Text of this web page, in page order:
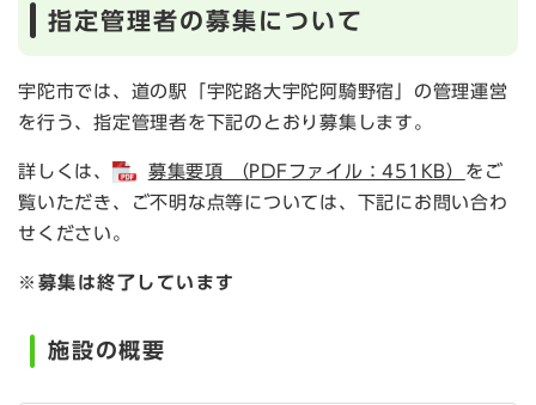
指定管理者の募集について
宇陀市では、道の駅「宇陀路大宇陀阿騎野宿」の管理運営
を行う、指定管理者を下記のとおり募集します。
詳しくは、 募集要項 （PDFファイル：451KB） をご
覧いただき、ご不明な点等については、下記にお問い合わ
せください。
※募集は終了しています
施設の概要